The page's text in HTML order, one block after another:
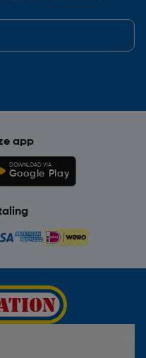
app
DOWNLOAD VIA
Google Play